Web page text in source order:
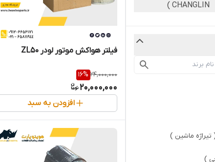
CHANGLIN )
فیلتر هواکش موتور لودر ZL50
24,000,000
16%
20,000,000
افزودن به سبد